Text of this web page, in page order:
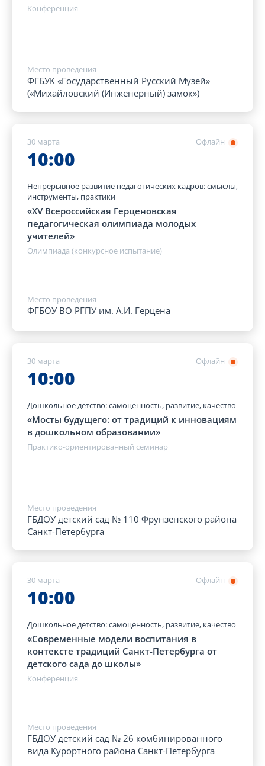
Конференция
Место проведения
ФГБУК «Государственный Русский Музей»
(«Михайловский (Инженерный) замок»)
Офлайн
30 марта
10:00
Непрерывное развитие педагогических кадров: смыслы,
инструменты, практики
«XV Всероссийская Герценовская
педагогическая олимпиада молодых
учителей»
Олимпиада (конкурсное испытание)
Место проведения
ФГБОУ ВО РГПУ им. А.И. Герцена
Офлайн
30 марта
10:00
Дошкольное детство: самоценность, развитие, качество
«Мосты будущего: от традиций к инновациям
в дошкольном образовании»
Практико-ориентированный семинар
Место проведения
ГБДОУ детский сад № 110 Фрунзенского района
Санкт-Петербурга
Офлайн
30 марта
10:00
Дошкольное детство: самоценность, развитие, качество
«Современные модели воспитания в
контексте традиций Санкт-Петербурга от
детского сада до школы»
Конференция
Место проведения
ГБДОУ детский сад № 26 комбинированного
вида Курортного района Санкт-Петербурга